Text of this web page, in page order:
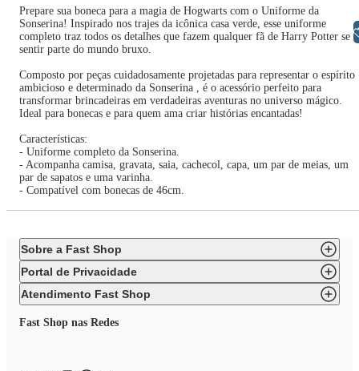
Prepare sua boneca para a magia de Hogwarts com o Uniforme da
Sonserina! Inspirado nos trajes da icônica casa verde, esse uniforme
completo traz todos os detalhes que fazem qualquer fã de Harry Potter se
sentir parte do mundo bruxo.
Composto por peças cuidadosamente projetadas para representar o espírito
ambicioso e determinado da Sonserina , é o acessório perfeito para
transformar brincadeiras em verdadeiras aventuras no universo mágico.
Ideal para bonecas e para quem ama criar histórias encantadas!
Características:
- Uniforme completo da Sonserina.
- Acompanha camisa, gravata, saia, cachecol, capa, um par de meias, um
par de sapatos e uma varinha.
- Compatível com bonecas de 46cm.
Sobre a Fast Shop
Portal de Privacidade
Atendimento Fast Shop
Fast Shop nas Redes
Libras